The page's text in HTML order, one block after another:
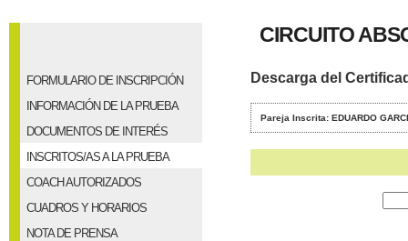
FORMULARIO DE INSCRIPCIÓN
INFORMACIÓN DE LA PRUEBA
DOCUMENTOS DE INTERÉS
INSCRITOS/AS A LA PRUEBA
COACH AUTORIZADOS
CUADROS Y HORARIOS
NOTA DE PRENSA
CIRCUITO
Descarga del
Pareja Inscrita: EDUARDO